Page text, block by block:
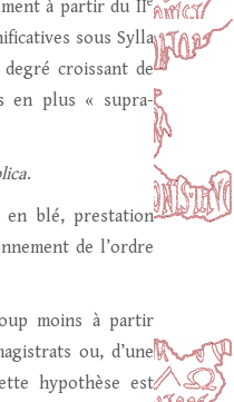
à partir du II
sous Sylla
croissant de
en plus « supra-
.
en blé, prestation
de l’ordre
moins à partir
ou, d’une
hypothèse est